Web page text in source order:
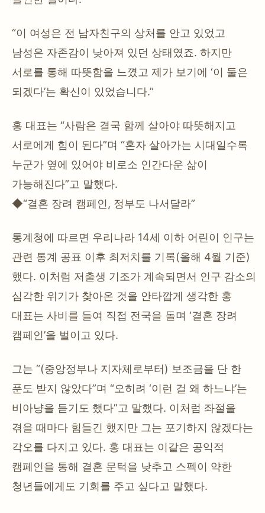
“이 여성은 전 남자친구의 상처를 안고 있었고
남성은 자존감이 낮아져 있던 상태였죠. 하지만
서로를 통해 따뜻함을 느꼈고 제가 보기에 ‘이 둘은
되겠다’는 확신이 있었습니다.”
홍 대표는 “사람은 결국 함께 살아야 따뜻해지고
서로에게 힘이 된다”며 “혼자 살아가는 시대일수록
누군가 옆에 있어야 비로소 인간다운 삶이
가능해진다”고 말했다.
◆“결혼 장려 캠페인, 정부도 나서달라”
통계청에 따르면 우리나라 14세 이하 어린이 인구는
관련 통계 공표 이후 최저치를 기록(올해 4월 기준)
했다. 이처럼 저출생 기조가 계속되면서 인구 감소의
심각한 위기가 찾아온 것을 안타깝게 생각한 홍
대표는 사비를 들여 직접 전국을 돌며 ‘결혼 장려
캠페인’을 벌이고 있다.
그는 “(중앙정부나 지자체로부터) 보조금을 단 한
푼도 받지 않았다”며 “오히려 ‘이런 걸 왜 하느냐’는
비아냥을 듣기도 했다”고 말했다. 이처럼 좌절을
겪을 때마다 힘들긴 했지만 그는 포기하지 않겠다는
각오를 다지고 있다. 홍 대표는 이같은 공익적
캠페인을 통해 결혼 문턱을 낮추고 스펙이 약한
청년들에게도 기회를 주고 싶다고 말했다.